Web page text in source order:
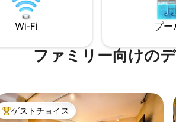
お客様は、当宿泊施設の最も新しいエリ
アにお泊まりいただきます。お支払いを
お願いしております。お越しいただける
のをお待ちしております。
Wi-Fi プー
ファミリー向⁠け⁠の
大好評のゲストチョイスです。
ゲストチョイス